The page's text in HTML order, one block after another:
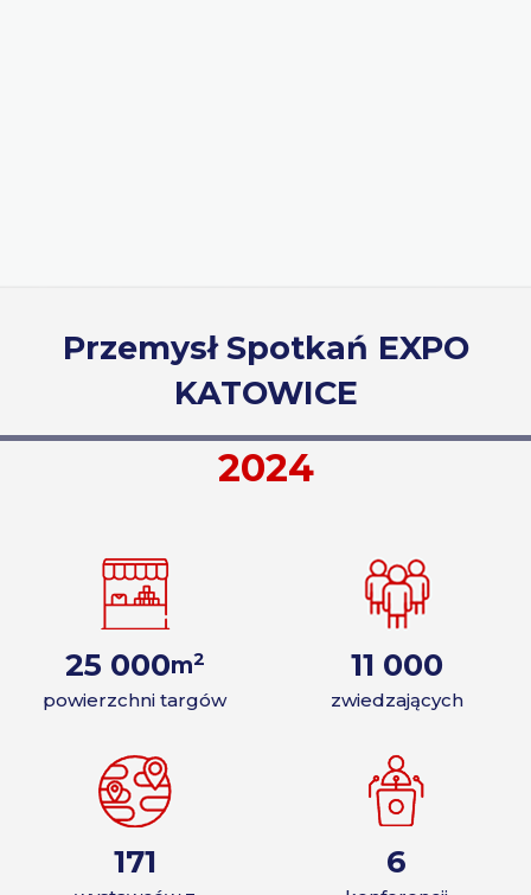
Przemysł Spotkań EXPO
KATOWICE
2024
m2
powierzchni targów zwiedzających